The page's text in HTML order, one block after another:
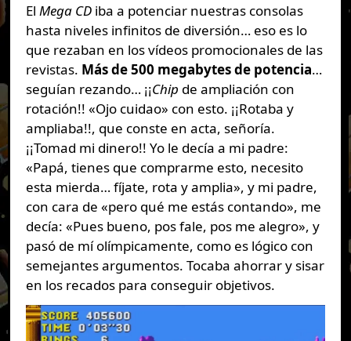
El Mega CDiba a potenciar nuestras consolas
hasta niveles infinitos de diversión… eso es lo
que rezaban en los vídeos promocionales de las
revistas. Más de 500 megabytes de potencia…
seguían rezando… ¡¡Chip de ampliación con
rotación!! «Ojo cuidao» con esto. ¡¡Rotaba y
ampliaba!!, que conste en acta, señoría.
¡¡Tomad mi dinero!! Yo le decía a mi padre:
«Papá, tienes que comprarme esto, necesito
esta mierda… fíjate, rota y amplia», y mi padre,
con cara de «pero qué me estás contando», me
decía: «Pues bueno, pos fale, pos me alegro», y
pasó de mí olímpicamente, como es lógico con
semejantes argumentos. Tocaba ahorrar y sisar
en los recados para conseguir objetivos.